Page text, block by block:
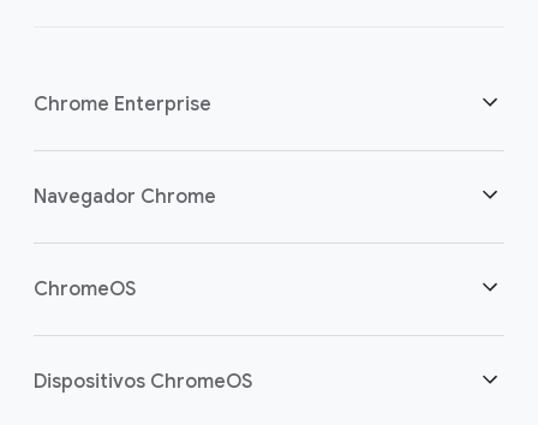
Chrome Enterprise
Segurança
Navegador Chrome
Visão geral
ChromeOS
Visão geral
Dispositivos ChromeOS